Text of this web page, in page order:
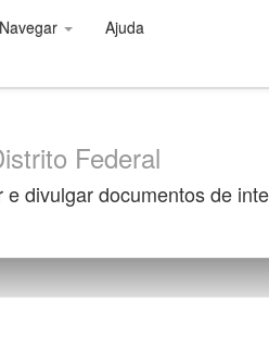
Navegar Ajuda
Federal
divulgar documentos de